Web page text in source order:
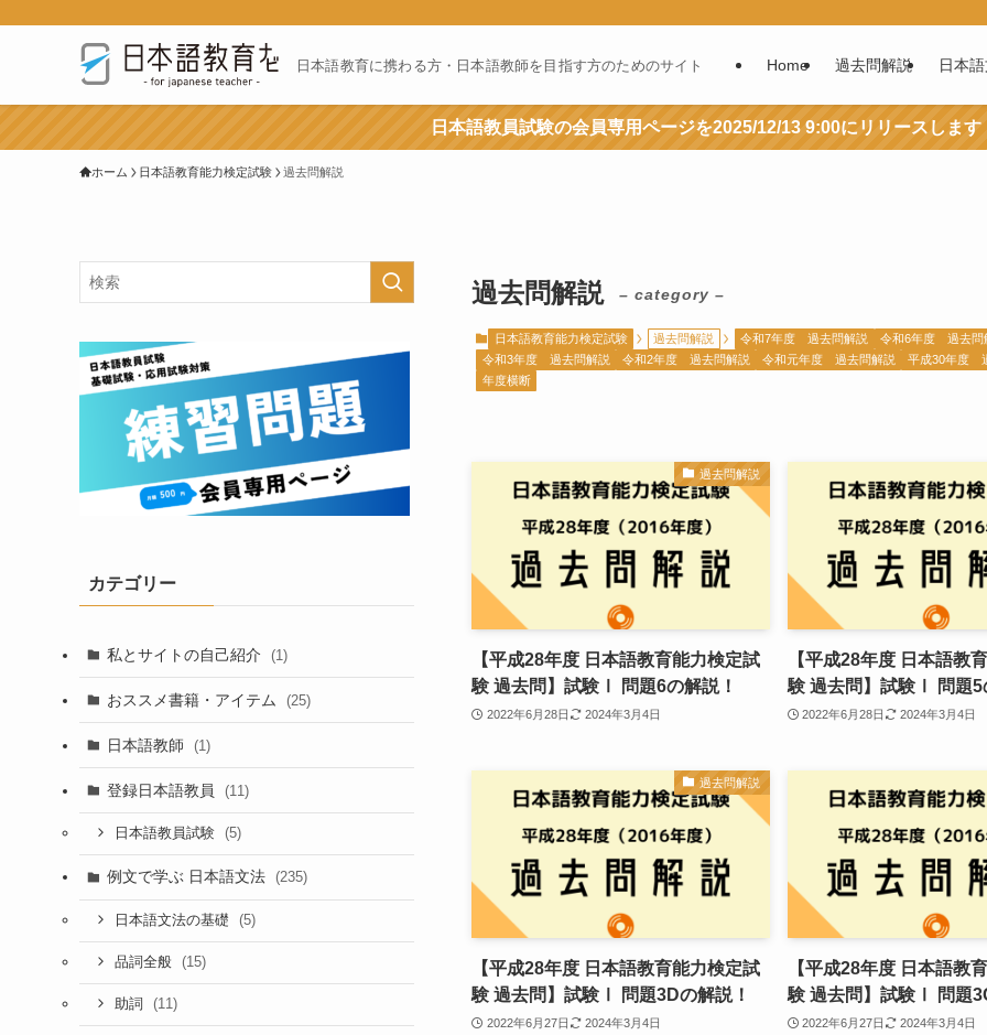
日本語教育に携わる方・日本語教師を目指す方のためのサイト Home 過去問解説 日本
日本語教員試験の会員専用ページを2025/12/13 9:00にリリースします
ホーム 日本語教育能力検定試験 過去問解説
過去問解説 – category –
日本語教育能力検定試験 過去問解説 令和7年度 過去問解説 令和6年度 過去問
令和3年度 過去問解説
令和2年度 過去問解説 令和元年度 過去問解説 平成30年度
年度横断
過去問解説
【平成28年度 日本語教育能力検定試
験 過去問】試験Ⅰ 問題6の解説！
2022年6月28日 2024年3月4日
【平成28年度 日本語教
験 過去問】試験Ⅰ 問題5
2022年6月28日 2024年3月4日
過去問解説
【平成28年度 日本語教育能力検定試
験 過去問】試験Ⅰ 問題3Dの解説！
2022年6月27日 2024年3月4日
【平成28年度 日本語教
験 過去問】試験Ⅰ 問題
2022年6月27日 2024年3月4日
カテゴリー
私とサイトの自己紹介 (1)
おススメ書籍・アイテム (25)
日本語教師 (1)
登録日本語教員 (11)
日本語教員試験 (5)
例文で学ぶ 日本語文法 (235)
日本語文法の基礎 (5)
品詞全般 (15)
助詞 (11)